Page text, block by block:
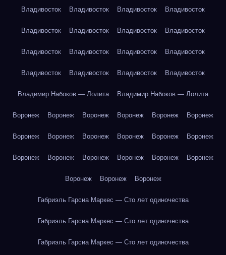
Владивосток Владивосток Владивосток Владивосток
Владивосток Владивосток Владивосток Владивосток
Владивосток Владивосток Владивосток Владивосток
Владивосток Владивосток Владивосток Владивосток
Владимир Набоков — Лолита Владимир Набоков — Лолита
Воронеж Воронеж Воронеж Воронеж Воронеж Воронеж
Воронеж Воронеж Воронеж Воронеж Воронеж Воронеж
Воронеж Воронеж Воронеж Воронеж Воронеж Воронеж
Воронеж Воронеж Воронеж
Габриэль Гарсиа Маркес — Сто лет одиночества
Габриэль Гарсиа Маркес — Сто лет одиночества
Габриэль Гарсиа Маркес — Сто лет одиночества